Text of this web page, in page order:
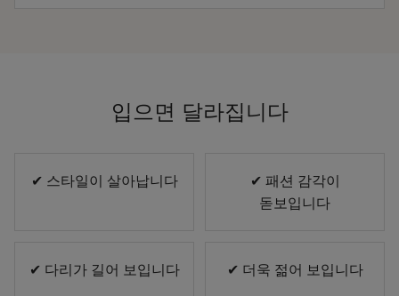
입으면 달라집니다
✔ 스타일이 살아납니다
✔ 패션 감각이
돋보입니다
✔ 다리가 길어 보입니다 ✔ 더욱 젊어 보입니다